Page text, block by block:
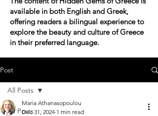
available in both English and Greek,
offering readers a bilingual experience to
explore the beauty and culture of Greece
in their preferred language.
Post
All Posts
All Posts
Maria Athanasopoulou
Dec 31, 2024 1 min read